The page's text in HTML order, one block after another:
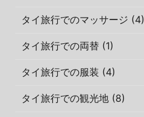
タイ旅行でのマッサージ (4)
タイ旅行での両替 (1)
タイ旅行での服装 (4)
タイ旅行での観光地 (8)